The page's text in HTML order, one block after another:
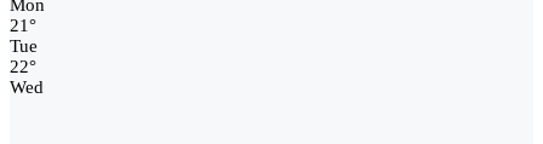
Mon
21°
Tue
22°
Wed